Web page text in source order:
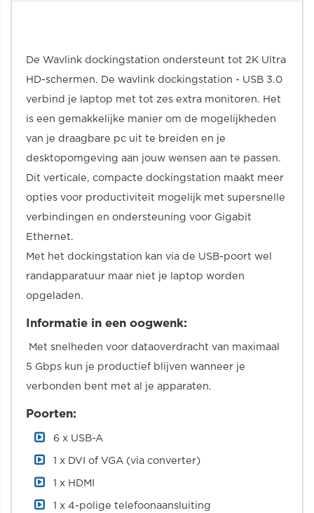
De Wavlink dockingstation ondersteunt tot 2K Ultra
HD-schermen. De wavlink dockingstation - USB 3.0
verbind je laptop met tot zes extra monitoren. Het
is een gemakkelijke manier om de mogelijkheden
van je draagbare pc uit te breiden en je
desktopomgeving aan jouw wensen aan te passen.
Dit verticale, compacte dockingstation maakt meer
opties voor productiviteit mogelijk met supersnelle
verbindingen en ondersteuning voor Gigabit
Ethernet.
Met het dockingstation kan via de USB-poort wel
randapparatuur maar niet je laptop worden
opgeladen.
Informatie in een oogwenk:
Met snelheden voor dataoverdracht van maximaal
5 Gbps kun je productief blijven wanneer je
verbonden bent met al je apparaten.
Poorten:
6 x USB-A
1 x DVI of VGA (via converter)
1 x HDMI
1 x 4-polige telefoonaansluiting